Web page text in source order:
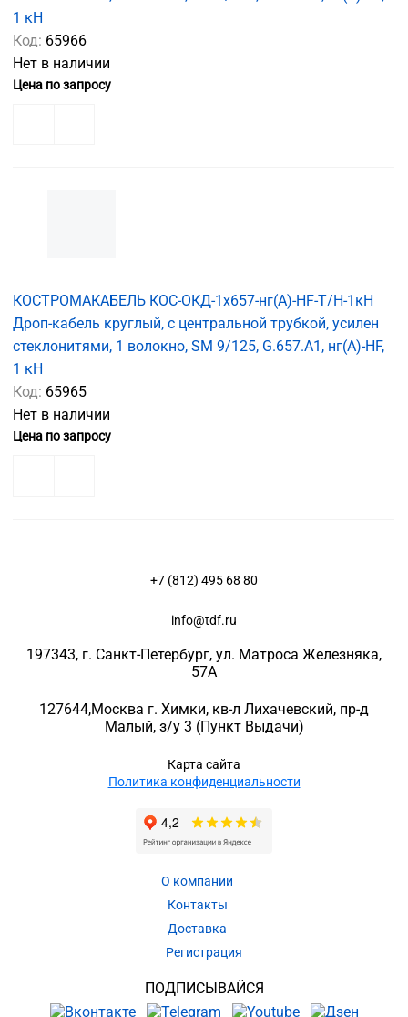
1 кН
Код: 65966
Нет в наличии
Цена по запросу
КОСТРОМАКАБЕЛЬ КОС-ОКД-1х657-нг(А)-HF-Т/Н-1кН
Дроп-кабель круглый, с центральной трубкой, усилен
стеклонитями, 1 волокно, SM 9/125, G.657.A1, нг(А)-HF,
1 кН
Код: 65965
Нет в наличии
Цена по запросу
+7 (812) 495 68 80
info@tdf.ru
197343, г. Санкт-Петербург, ул. Матроса Железняка,
57A
127644,Москва г. Химки, кв-л Лихачевский, пр-д
Малый, з/у 3 (Пункт Выдачи)
Карта сайта
Политика конфиденциальности
О компании
Контакты
Доставка
Регистрация
ПОДПИСЫВАЙСЯ